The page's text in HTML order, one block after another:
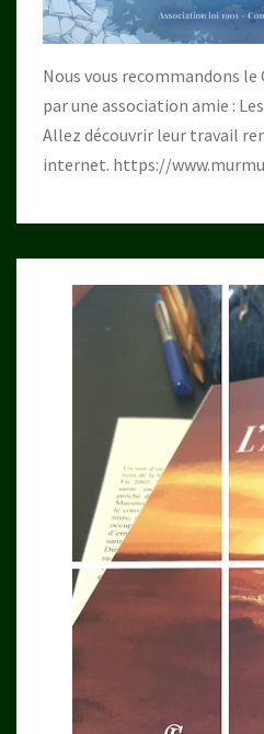
Nous vous recommandons
par une association amie :
Allez découvrir leur travail
internet. https://